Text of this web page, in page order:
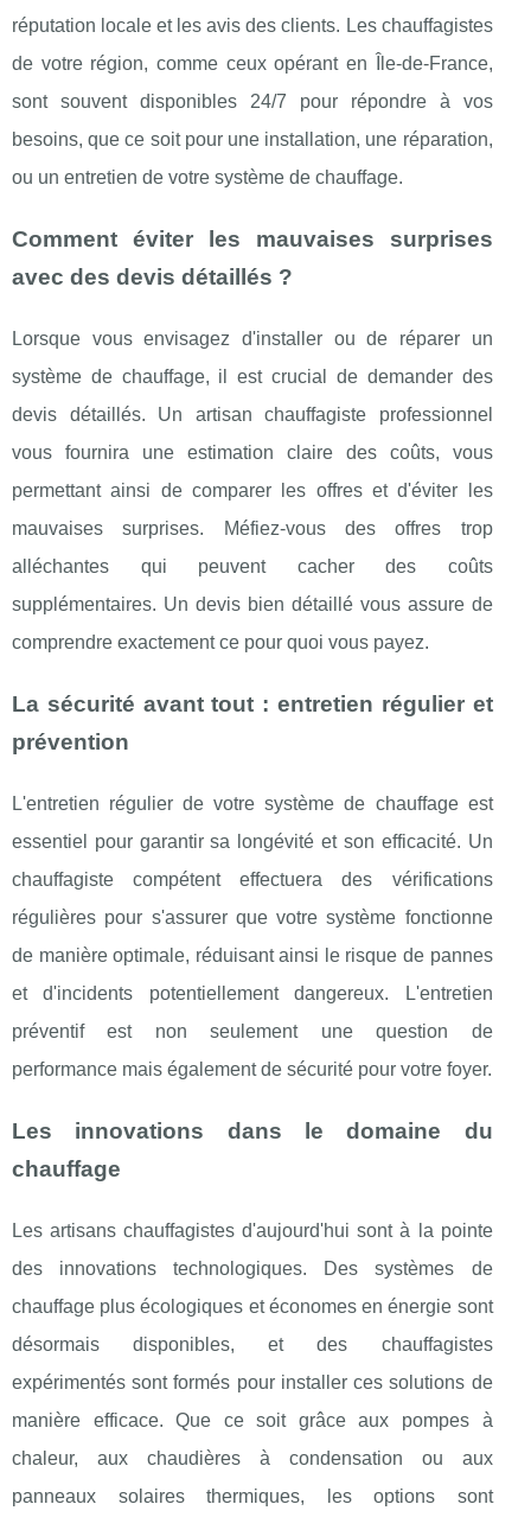
réputation locale et les avis des clients. Les chauffagistes
de votre région, comme ceux opérant en Île-de-France,
sont souvent disponibles 24/7 pour répondre à vos
besoins, que ce soit pour une installation, une réparation,
ou un entretien de votre système de chauffage.
Comment éviter les mauvaises surprises
avec des devis détaillés ?
Lorsque vous envisagez d'installer ou de réparer un
système de chauffage, il est crucial de demander des
devis détaillés. Un artisan chauffagiste professionnel
vous fournira une estimation claire des coûts, vous
permettant ainsi de comparer les offres et d'éviter les
mauvaises surprises. Méfiez-vous des offres trop
alléchantes qui peuvent cacher des coûts
supplémentaires. Un devis bien détaillé vous assure de
comprendre exactement ce pour quoi vous payez.
La sécurité avant tout : entretien régulier et
prévention
L'entretien régulier de votre système de chauffage est
essentiel pour garantir sa longévité et son efficacité. Un
chauffagiste compétent effectuera des vérifications
régulières pour s'assurer que votre système fonctionne
de manière optimale, réduisant ainsi le risque de pannes
et d'incidents potentiellement dangereux. L'entretien
préventif est non seulement une question de
performance mais également de sécurité pour votre foyer.
Les innovations dans le domaine du
chauffage
Les artisans chauffagistes d'aujourd'hui sont à la pointe
des innovations technologiques. Des systèmes de
chauffage plus écologiques et économes en énergie sont
désormais disponibles, et des chauffagistes
expérimentés sont formés pour installer ces solutions de
manière efficace. Que ce soit grâce aux pompes à
chaleur, aux chaudières à condensation ou aux
panneaux solaires thermiques, les options sont